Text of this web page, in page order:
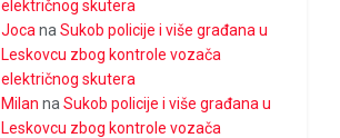
električnog skutera
Joca naSukob policije i više građana u
Leskovcu zbog kontrole vozača
električnog skutera
Milan naSukob policije i više građana u
Leskovcu zbog kontrole vozača